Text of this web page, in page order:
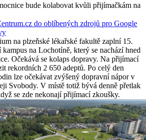
bude kolabovat kvůli přijímačkám na
do oblíbených zdrojů pro Google
na plzeňské lékařské fakultě zaplní 15.
na Lochotíně, který se nachází hned
Očekává se kolaps dopravy. Na přijímací
rekordních 2 650 adeptů. Po celý den
lze očekávat zvýšený dopravní nápor v
Svobody. V místě totiž bývá denně přetlak
se zde nekonají přijímací zkoušky.